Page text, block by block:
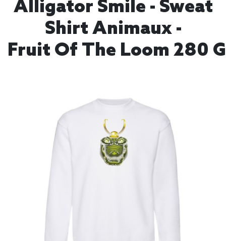
Alligator Smile - Sweat
Shirt Animaux -
Fruit Of The Loom 280